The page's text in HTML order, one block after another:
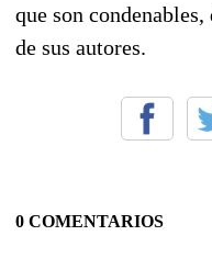
que son
de sus autores.
0 COMENTARIOS